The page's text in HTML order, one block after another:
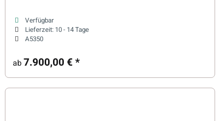
Verfügbar
Lieferzeit: 10 - 14 Tage
A5350
ab7.900,00 €*